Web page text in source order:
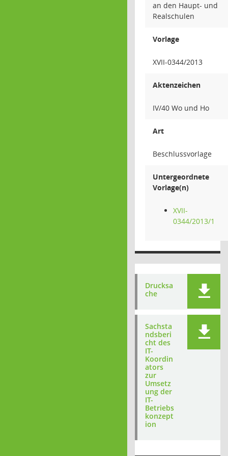
an den Haupt- und
Realschulen
Vorlage
XVII-0344/2013
Aktenzeichen
IV/40 Wo und Ho
Art
Beschlussvorlage
Untergeordnete
Vorlage(n)
XVII-
0344/2013/1
Drucksa
che
Sachsta
ndsberi
cht des
IT-
Koordin
ators
zur
Umsetz
ung der
IT-
Betriebs
konzept
ion